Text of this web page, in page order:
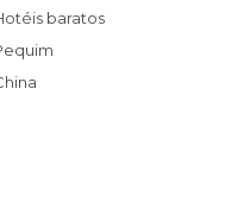
The Emperor Hotel Beijing
Leo Courtyard Hostel
The Great Wall Sheraton Hotel
Hotéis baratos
Pequim
China